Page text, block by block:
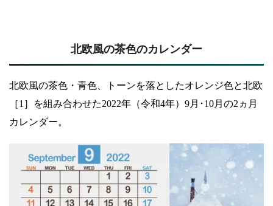
北欧風の茶色のカレンダー
北欧風の茶色・青色、トーンを落としたオレンジ色と北欧
［1］を組み合わせた2022年（令和4年）9月･10月の2ヵ月
カレンダー。